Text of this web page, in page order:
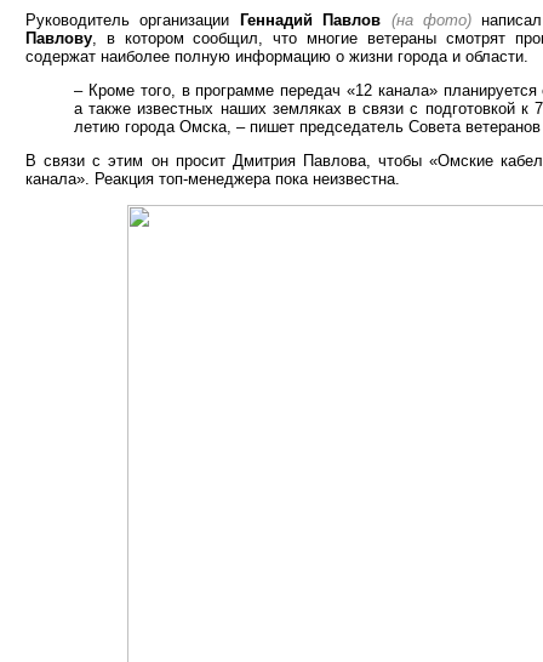
Руководитель организации
Геннадий Павлов (на фото)
Павлову , в котором сообщил, что многие ветераны смотрят
содержат наиболее полную информацию о жизни города и области.
– Кроме того, в программе передач «12 канала»
а также известных наших земляках в связи с подготовкой
летию города Омска, – пишет председатель Совета
В связи с этим он просит Дмитрия Павлова, чтобы «Омские
канала». Реакция топ-менеджера пока неизвестна.